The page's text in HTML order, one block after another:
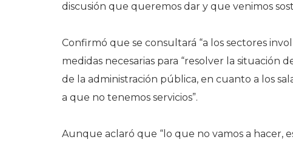
discusión que queremos dar y que venimos
Confirmó que se consultará “a los sectores
medidas necesarias para “resolver la situación
de la administración pública, en cuanto a los
a que no tenemos servicios”.
Aunque aclaró que “lo que no vamos a hacer,